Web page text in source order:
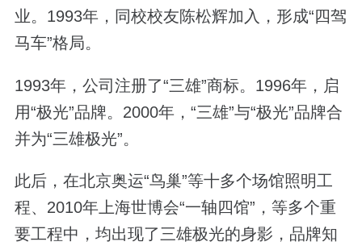
业。1993年，同校校友陈松辉加入，形成“四驾
马车”格局。
1993年，公司注册了“三雄”商标。1996年，启
用“极光”品牌。2000年，“三雄”与“极光”品牌合
并为“三雄极光”。
此后，在北京奥运“鸟巢”等十多个场馆照明工
程、2010年上海世博会“一轴四馆”，等多个重
要工程中，均出现了三雄极光的身影，品牌知